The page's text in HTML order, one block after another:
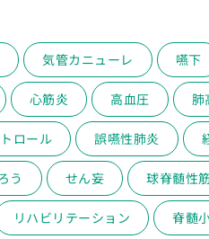
気管カニューレ 嚥下
心筋炎 高血圧 肺
ロール 誤嚥性肺炎
う せん妄 球脊髄性
リハビリテーション 脊髄